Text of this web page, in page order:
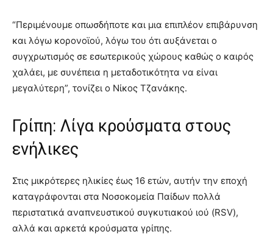
“Περιμένουμε οπωσδήποτε και μια επιπλέον επιβάρυνση
και λόγω κορονοϊού, λόγω του ότι αυξάνεται ο
συγχρωτισμός σε εσωτερικούς χώρους καθώς ο καιρός
χαλάει, με συνέπεια η μεταδοτικότητα να είναι
μεγαλύτερη”, τονίζει ο Νίκος Τζανάκης.
Γρίπη: Λίγα κρούσματα στους
ενήλικες
Στις μικρότερες ηλικίες έως 16 ετών, αυτήν την εποχή
καταγράφονται στα Νοσοκομεία Παίδων πολλά
περιστατικά αναπνευστικού συγκυτιακού ιού (RSV),
αλλά και αρκετά κρούσματα γρίπης.